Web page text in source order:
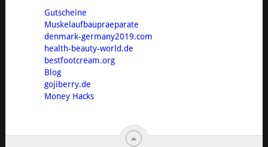
Gutscheine
Muskelaufbaupraeparate
denmark-germany2019.com
health-beauty-world.de
bestfootcream.org
Blog
gojiberry.de
Money Hacks